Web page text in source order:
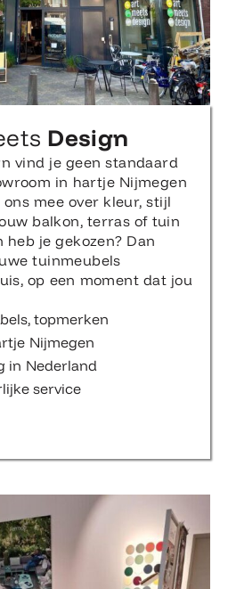
Design
vind je geen standaard
in hartje Nijmegen
mee over kleur, stijl
balkon, terras of tuin
je gekozen? Dan
tuinmeubels
op een moment dat jou
topmerken
Nijmegen
in Nederland
service